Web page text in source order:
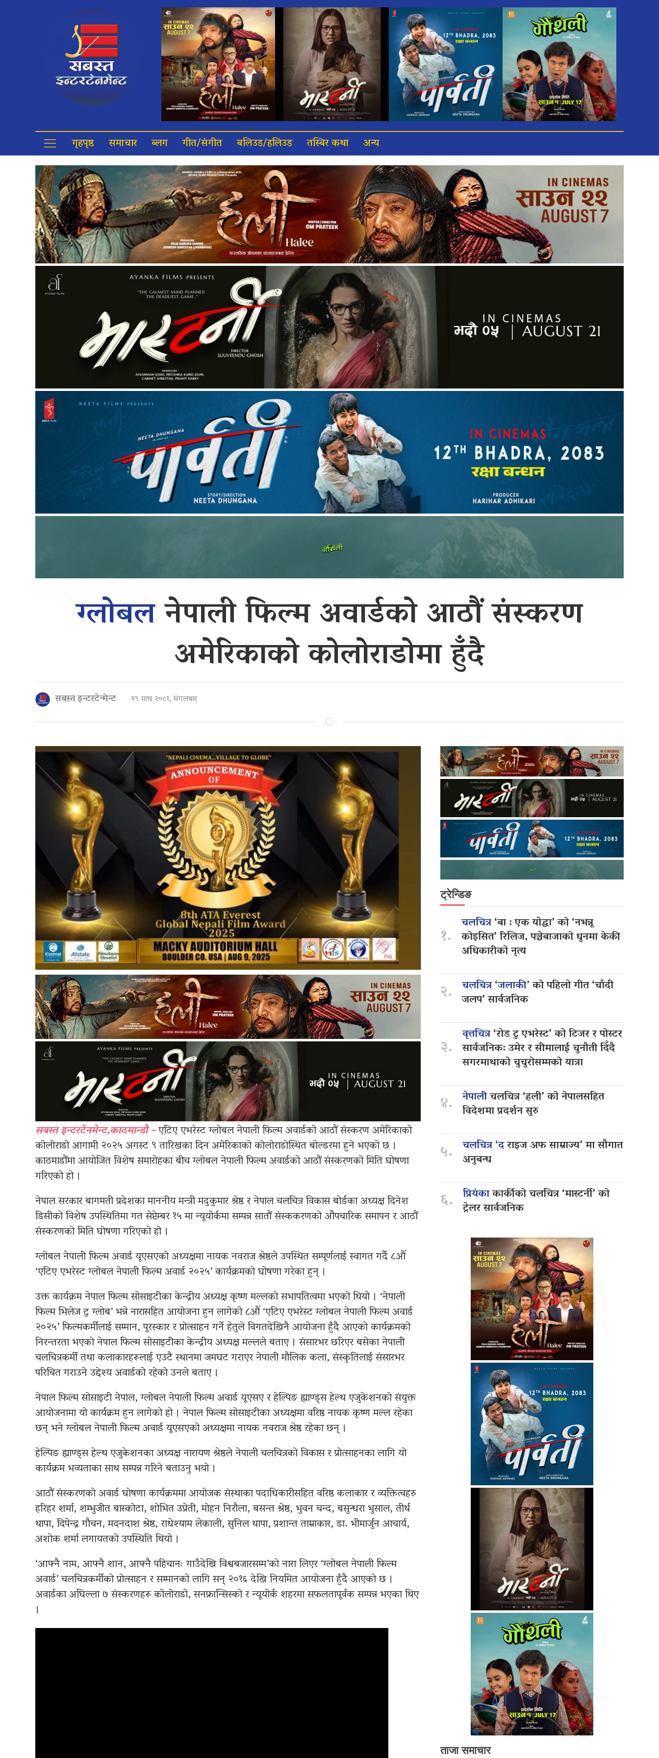
गृहपृष्ठ समाचार ब्लग गीत/संगीत बलिउड/हलिउड तस्बिर कथा अन्य
ग्लोबलनेपाली फिल्म अवार्डको आठौं संस्करण
अमेरिकाको कोलोराडोमा हुँदै
सबस्त इन्टरटेन्मेन्ट २९ माघ २०८१, मंगलबार
सबस्त इन्टरटेनमेन्ट,काठमान्डौ –एटिए एभरेस्ट ग्लोबल नेपाली फिल्म अवार्डको आठौं संस्करण अमेरिकाको
कोलोराडो आगामी २०२५ अगस्ट ९ तारिखका दिन अमेरिकाको कोलोराडोस्थित बोल्डरमा हुने भएको छ ।
काठमाडौंमा आयोजित विशेष समारोहका बीच ग्लोबल नेपाली फिल्म अवार्डको आठौं संस्करणको मिति घोषणा
गरिएको हो ।
नेपाल सरकार बागमती प्रदेशका माननीय मन्त्री मदुकुमार श्रेष्ठ र नेपाल चलचित्र विकास बोर्डका अध्यक्ष दिनेश
डिसीको विशेष उपस्थितिमा गत सेप्टेम्बर १५ मा न्यूयोर्कमा सम्पन्न सातौं संस्ककरणको औपचारिक समापन र आठौं
संस्करणको मिति घोषणा गरिएको हो ।
ग्लोबल नेपाली फिल्म अवार्ड यूएसएको अध्यक्षमा नायक नवराज श्रेष्ठले उपस्थित सम्पूर्णलाई स्वागत गर्दै ८औं
‘एटिए एभरेस्ट ग्लोबल नेपाली फिल्म अवार्ड २०२५’ कार्यक्रमको घोषणा गरेका हुन् ।
उक्त कार्यक्रम नेपाल फिल्म सोसाइटीका केन्द्रीय अध्यक्ष कृष्ण मल्लको सभापतित्वमा भएको थियो । ‘नेपाली
फिल्म भिलेज टु ग्लोब’ भन्ने नारासहित आयोजना हुन लागेको ८औं ‘एटिए एभरेस्ट ग्लोबल नेपाली फिल्म अवार्ड
२०२५’ फिल्मकर्मीलाई सम्मान, पुरस्कार र प्रोत्साहन गर्ने हेतुले विगतदेखिनै आयोजना हुँदै आएको कार्यक्रमको
निरन्तरता भएको नेपाल फिल्म सोसाइटीका केन्द्रीय अध्यक्ष मल्लले बताए । संसारभर छरिएर बसेका नेपाली
चलचित्रकर्मी तथा कलाकारहरूलाई एउटै स्थानमा जमघट गराएर नेपाली मौलिक कला, संस्कृतिलाई संसारभर
परिचित गराउने उद्देश्य अवार्डको रहेको उनले बताए ।
नेपाल फिल्म सोसाइटी नेपाल, ग्लोबल नेपाली फिल्म अवार्ड यूएसए र हेल्पिङ ह्याण्ड्स हेल्थ एजुकेशनको संयुक्त
आयोजनामा यो कार्यक्रम हुन लागेको हो । नेपाल फिल्म सोसाइटीका अध्यक्षमा वरिष्ठ नायक कृष्ण मल्ल रहेका
छन् भने ग्लोबल नेपाली फिल्म अवार्ड यूएसएको अध्यक्षमा नायक नवराज श्रेष्ठ रहेका छन् ।
हेल्पिङ ह्याण्ड्स हेल्थ एजुकेशनका अध्यक्ष नारायण श्रेष्ठले नेपाली चलचित्रको विकास र प्रोत्साहनका लागि यो
कार्यक्रम भव्यताका साथ सम्पन्न गरिने बताउनु भयो ।
आठौं संस्करणको अवार्ड घोषणा कार्यक्रममा आयोजक संस्थाका पदाधिकारीसहित वरिष्ठ कलाकार र व्यक्तित्वहरु
हरिहर शर्मा, शम्भुजीत बास्कोटा, शोभित उप्रेती, मोहन निरौला, बसन्त श्रेष्ठ, भुवन चन्द, बसुन्धरा भुसाल, तीर्थ
थापा, दिपेन्द्र गौचन, मदनदाश श्रेष्ठ, राधेश्याम लेकाली, सुनिल थापा, प्रशान्त ताम्राकार, डा. भीमार्जुन आचार्य,
अशोक शर्मा लगायतको उपस्थिति थियो ।
‘आफ्नै नाम, आफ्नै शान, आफ्नै पहिचानः गाउँदेखि विश्वबजारसम्म’को नारा लिएर ‘ग्लोबल नेपाली फिल्म
अवार्ड’ चलचित्रकर्मीको प्रोत्साहन र सम्मानको लागि सन् २०१६ देखि नियमित आयोजना हुँदै आएको छ ।
अवार्डका अघिल्ला ७ संस्करणहरू कोलोराडो, सनफ्रान्सिस्को र न्यूयोर्क शहरमा सफलतापूर्वक सम्पन्न भएका थिए
।
ट्रेन्डिङ
१.
चलचित्र‘बा : एक योद्धा’ को ‘नभन्नू
कोइसित’ रिलिज, पञ्चेबाजाको धुनमा केकी
अधिकारीको नृत्य
२. चलचित्र ‘जलाकी’को पहिलो गीत ‘चाँदी
जलप’ सार्वजनिक
३.
वृत्तचित्र‘रोड टु एभरेस्ट’ को टिजर र पोस्टर
सार्वजनिक: उमेर र सीमालाई चुनौती दिँदै
सगरमाथाको चुचुरोसम्मको यात्रा
४. नेपालीचलचित्र ‘हली’ को नेपालसहित
विदेशमा प्रदर्शन सुरु
५. चलचित्र ‘दराइज अफ साम्राज्य’ मा सौगात
अनुबन्ध
६. प्रियंकाकार्कीको चलचित्र ‘मास्टर्नी’ को
ट्रेलर सार्वजनिक
ताजा समाचार